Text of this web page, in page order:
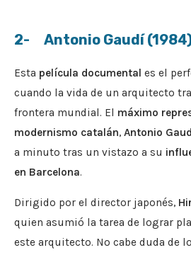
2- Antonio Gaudí
Esta película documental es el
cuando la vida de un arquitecto
frontera mundial. El máximo
modernismo catalán, Antonio
a minuto tras un vistazo a su
en Barcelona.
Dirigido por el director japonés,
quien asumió la tarea de lograr
este arquitecto. No cabe duda de